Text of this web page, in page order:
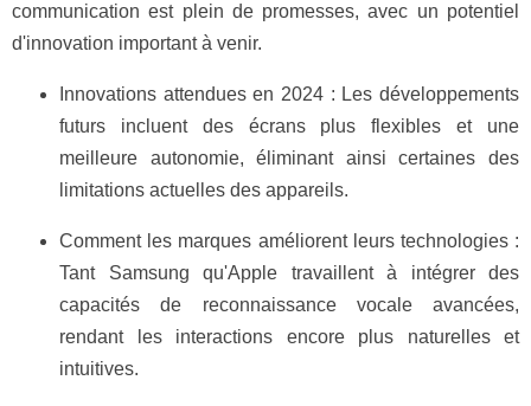
communication est plein de promesses, avec un potentiel
d'innovation important à venir.
Innovations attendues en 2024 : Les développements
futurs incluent des écrans plus flexibles et une
meilleure autonomie, éliminant ainsi certaines des
limitations actuelles des appareils.
Comment les marques améliorent leurs technologies :
Tant Samsung qu'Apple travaillent à intégrer des
capacités de reconnaissance vocale avancées,
rendant les interactions encore plus naturelles et
intuitives.